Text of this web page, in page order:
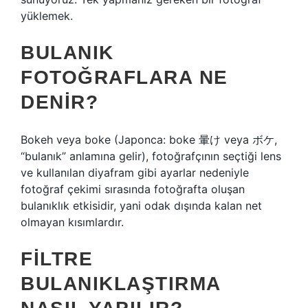
yüklemek.
BULANIK
FOTOĞRAFLARA NE
DENIR?
Bokeh veya boke (Japonca: boke 暈け veya ボケ,
“bulanık” anlamına gelir), fotoğrafçının seçtiği lens
ve kullanılan diyafram gibi ayarlar nedeniyle
fotoğraf çekimi sırasında fotoğrafta oluşan
bulanıklık etkisidir, yani odak dışında kalan net
olmayan kısımlardır.
FILTRE
BULANIKLAŞTIRMA